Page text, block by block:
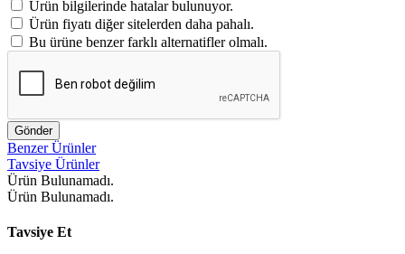
Ürün bilgilerinde hatalar bulunuyor.
Ürün fiyatı diğer sitelerden daha pahalı.
Bu ürüne benzer farklı alternatifler olmalı.
Gönder
Benzer Ürünler
Tavsiye Ürünler
Ürün Bulunamadı.
Ürün Bulunamadı.
Tavsiye Et